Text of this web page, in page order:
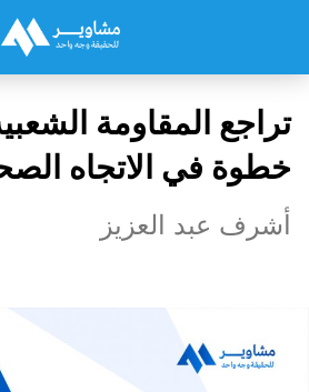
تراجع المقاومة
خطوة في الاتجاه
أشرف عبد العزيز